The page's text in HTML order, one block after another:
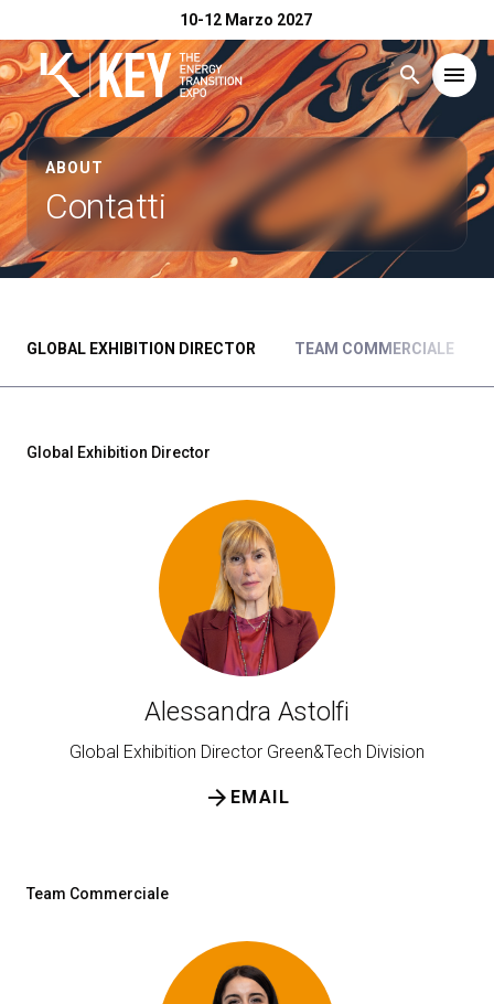
10-12 Marzo 2027
search menu
Menù arrow_right
Esponi arrow_right
Prenota il tuo spazio
ABOUT
Contatti
GLOBAL EXHIBITION DIRECTOR TEAM COMMERCIALE
Global Exhibition Director
Alessandra Astolfi
Global Exhibition Director Green&Tech Division
EMAIL
arrow_forward
Team Commerciale